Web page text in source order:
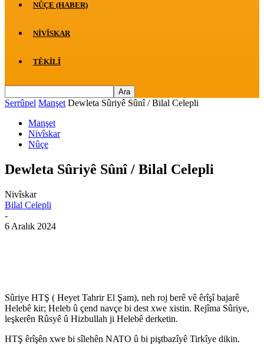
NÛÇE (HABER)
NIVÎSKAR
TÊKILÎ
Serrûpel Manşet Dewleta Sûriyê Sûnî / Bilal Celepli
Manşet
Nivîskar
Nûçe
Dewleta Sûriyê Sûnî / Bilal Celepli
Nivîskar
Bilal Celepli
-
6 Aralık 2024
Sûriye HTŞ ( Heyet Tahrir El Şam), neh roj berê vê êrîşî bajarê
Helebê kir; Heleb û çend navçe bi dest xwe xistin. Rejîma Sûriye,
leşkerên Rûsyê û Hizbullah ji Helebê derketin.
HTŞ êrîşên xwe bi sîlehên NATO û bi piştbazîyê Tirkîye dikin.